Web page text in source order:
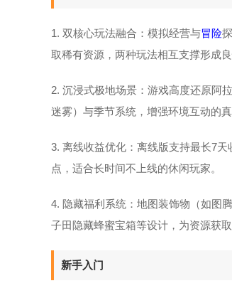
1. 双核心玩法融合：模拟经营与冒险
取稀有资源，两种玩法相互支撑形成良
2. 沉浸式极地场景：游戏高度还原阿
迷雾）与季节系统，增强环境互动的真
3. 离线收益优化：离线版支持最长7
点，适合长时间不上线的休闲玩家。
4. 隐藏福利系统：地图装饰物（如图
子田隐藏蜂蜜宝箱等设计，为资源获取
新手入门